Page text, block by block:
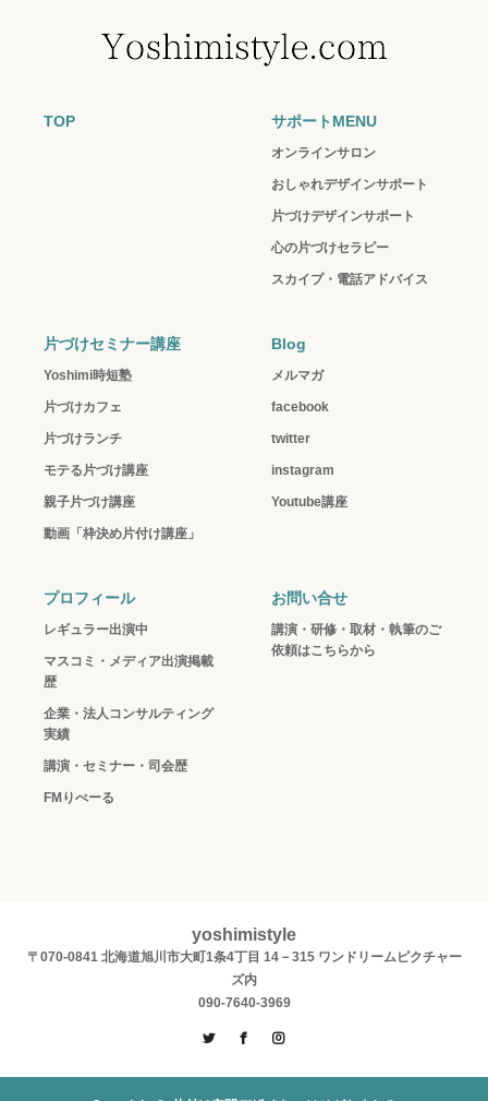
TOP サポートMENU
オンラインサロン
おしゃれデザインサポート
片づけデザインサポート
心の片づけセラピー
スカイプ・電話アドバイス
片づけセミナー講座
Yoshimi時短塾
片づけカフェ
片づけランチ
モテる片づけ講座
親子片づけ講座
動画「枠決め片付け講座」
Blog
メルマガ
facebook
twitter
instagram
Youtube講座
プロフィール
レギュラー出演中
マスコミ・メディア出演掲載
歴
企業・法人コンサルティング
実績
講演・セミナー・司会歴
FMりべーる
お問い合せ
講演・研修・取材・執筆のご
依頼はこちらから
yoshimistyle
〒070-0841 北海道旭川市大町1条4丁目 14－315 ワンドリームピクチャー
ズ内
090-7640-3969
Twitter Facebook